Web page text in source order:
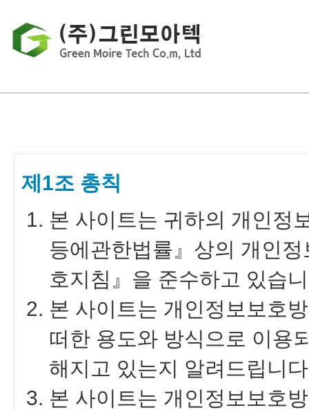
제1조 총칙
본 사이트는 귀하의 개인정
등에관한법률』상의 개인
호지침』을 준수하고 있습
본 사이트는 개인정보보호
떠한 용도와 방식으로 이용
해지고 있는지 알려드립니
본 사이트는 개인정보보호